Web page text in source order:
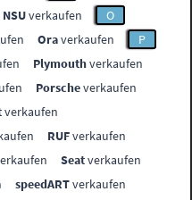
NSUverkaufen
O
Oraverkaufen
P
Plymouthverkaufen
Porscheverkaufen
verkaufen
RUFverkaufen
Seatverkaufen
speedARTverkaufen